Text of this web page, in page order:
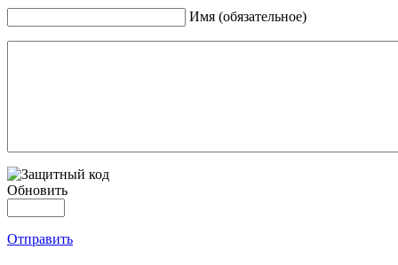
Имя (обязательное)
Обновить
Отправить